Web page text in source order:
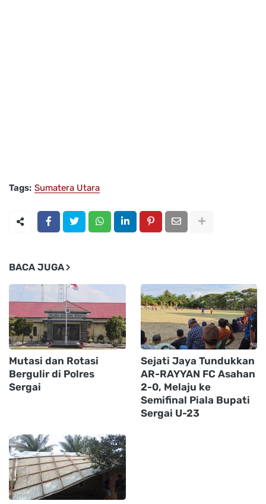
Tags: Sumatera Utara
BACA JUGA
Mutasi dan Rotasi
Bergulir di Polres
Sergai
Sejati Jaya Tundukkan
AR-RAYYAN FC Asahan
2-0, Melaju ke
Semifinal Piala Bupati
Sergai U-23